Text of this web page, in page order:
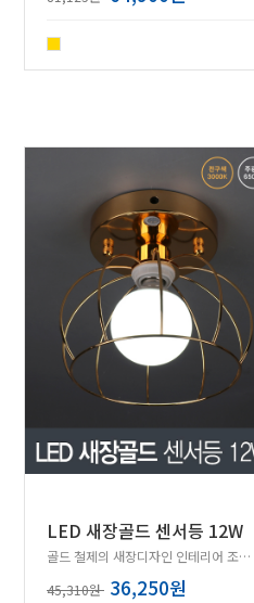
LED 새장골드 센서등 12W
골드 철제의 새장디자인 인테리어 조명 센서등!
45,310원 36,250원